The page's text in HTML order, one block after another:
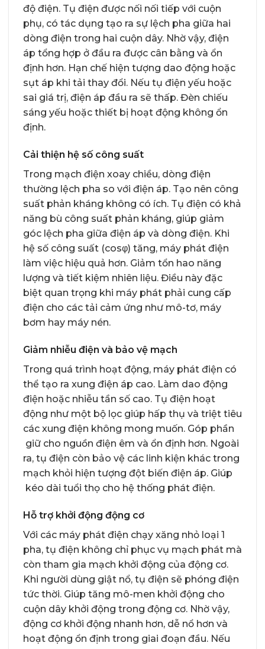
độ điện. Tụ điện được nối nối tiếp với cuộn
phụ, có tác dụng tạo ra sự lệch pha giữa hai
dòng điện trong hai cuộn dây. Nhờ vậy, điện
áp tổng hợp ở đầu ra được cân bằng và ổn
định hơn. Hạn chế hiện tượng dao động hoặc
sụt áp khi tải thay đổi. Nếu tụ điện yếu hoặc
sai giá trị, điện áp đầu ra sẽ thấp. Đèn chiếu
sáng yếu hoặc thiết bị hoạt động không ổn
định.
Cải thiện hệ số công suất
Trong mạch điện xoay chiều, dòng điện
thường lệch pha so với điện áp. Tạo nên công
suất phản kháng không có ích. Tụ điện có khả
năng bù công suất phản kháng, giúp giảm
góc lệch pha giữa điện áp và dòng điện. Khi
hệ số công suất (cosφ) tăng, máy phát điện
làm việc hiệu quả hơn. Giảm tổn hao năng
lượng và tiết kiệm nhiên liệu. Điều này đặc
biệt quan trọng khi máy phát phải cung cấp
điện cho các tải cảm ứng như mô-tơ, máy
bơm hay máy nén.
Giảm nhiễu điện và bảo vệ mạch
Trong quá trình hoạt động, máy phát điện có
thể tạo ra xung điện áp cao. Làm dao động
điện hoặc nhiễu tần số cao. Tụ điện hoạt
động như một bộ lọc giúp hấp thụ và triệt tiêu
các xung điện không mong muốn. Góp phần
giữ cho nguồn điện êm và ổn định hơn. Ngoài
ra, tụ điện còn bảo vệ các linh kiện khác trong
mạch khỏi hiện tượng đột biến điện áp. Giúp
kéo dài tuổi thọ cho hệ thống phát điện.
Hỗ trợ khởi động động cơ
Với các máy phát điện chạy xăng nhỏ loại 1
pha, tụ điện không chỉ phục vụ mạch phát mà
còn tham gia mạch khởi động của động cơ.
Khi người dùng giật nổ, tụ điện sẽ phóng điện
tức thời. Giúp tăng mô-men khởi động cho
cuộn dây khởi động trong động cơ. Nhờ vậy,
động cơ khởi động nhanh hơn, dễ nổ hơn và
hoạt động ổn định trong giai đoạn đầu. Nếu